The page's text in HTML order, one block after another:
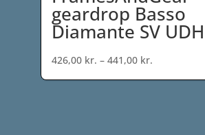
geardrop Basso
Diamante SV
426,00 kr. – 441,00 kr.
426,00 kr.